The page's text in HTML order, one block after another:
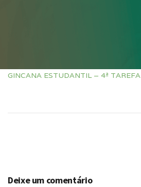
GINCANA ESTUDANTIL – 4ª TAREFA
Deixe um comentário